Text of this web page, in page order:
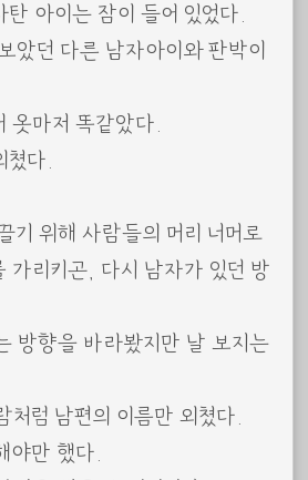
아이는 잠이 들어 있었다.
았던 다른 남자아이와 판박이
옷마저 똑같았다.
다.
기 위해 사람들의 머리 너머로
가리키곤, 다시 남자가 있던 방
방향을 바라봤지만 날 보지는
처럼 남편의 이름만 외쳤다.
야만 했다.